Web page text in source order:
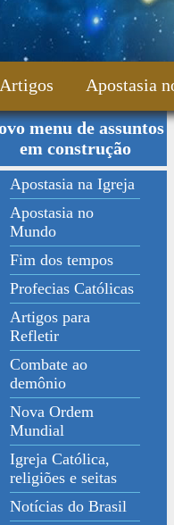
Artigos Apostasia
Fale Conosco
menu de assuntos
em construção
Apostasia na Igreja
Apostasia no
Mundo
Fim dos tempos
Profecias Católicas
Artigos para
Refletir
Combate ao
demônio
Nova Ordem
Mundial
Igreja Católica,
religiões e seitas
Notícias do Brasil